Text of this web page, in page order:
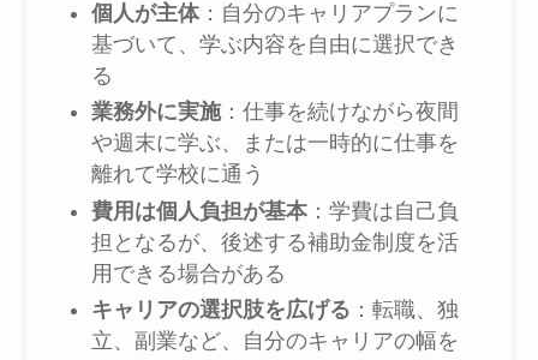
個人が主体：自分のキャリアプランに
基づいて、学ぶ内容を自由に選択でき
る
業務外に実施：仕事を続けながら夜間
や週末に学ぶ、または一時的に仕事を
離れて学校に通う
費用は個人負担が基本：学費は自己負
担となるが、後述する補助金制度を活
用できる場合がある
キャリアの選択肢を広げる ：転職、独
立、副業など、自分のキャリアの幅を